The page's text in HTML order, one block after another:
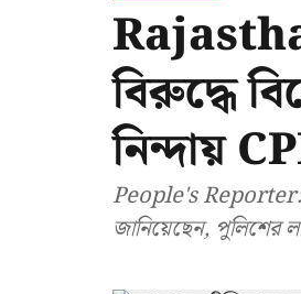
বিরুদ্ধে
নিন্দায়
People's Reporter:
জানিয়েছেন, পুলিশের